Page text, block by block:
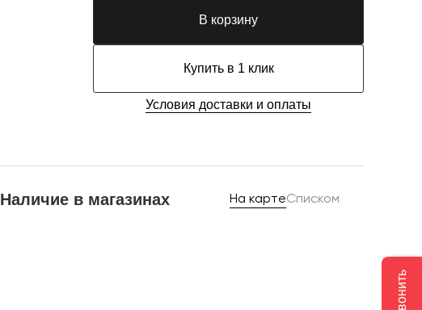
В корзину
Купить в 1 клик
Условия доставки и оплаты
Наличие в магазинах На картеСписком